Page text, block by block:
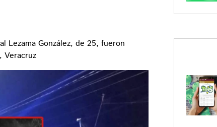
Lezama González, de 25, fueron
Veracruz